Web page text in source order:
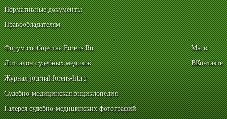
Нормативные документы
Правообладателям
Форум сообщества Forens.Ru
Литсалон судебных медиков
Журнал journal.forens-lit.ru
Судебно-медицинская энциклопедия
Галерея судебно-медицинских фотографий
Мы в:
ВКонтакте